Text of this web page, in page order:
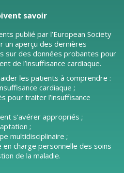
savoir
publié par l’European Society
un aperçu des dernières
sur des données probantes pour
de l’insuffisance cardiaque.
les patients à comprendre :
cardiaque ;
pour traiter l’insuffisance
s’avérer appropriés ;
;
multidisciplinaire ;
en charge personnelle des soins
de la maladie.